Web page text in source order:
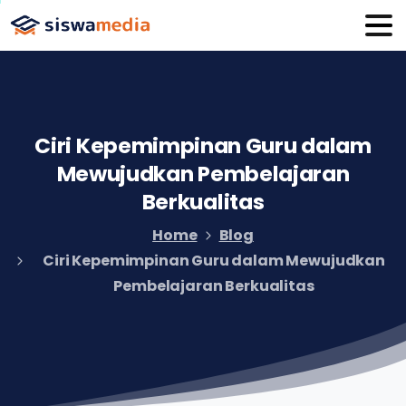
Ciri Kepemimpinan Gurudalam
MewujudkanPembelajaran
Berkualitas
Home
Blog
Ciri Kepemimpinan Guru dalam Mewujudkan
Pembelajaran Berkualitas